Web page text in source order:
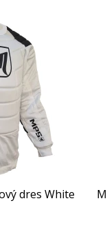
dres White